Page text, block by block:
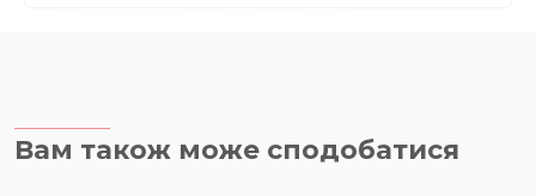
Вам також може сподобатися